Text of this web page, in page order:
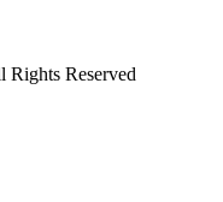
Reserved